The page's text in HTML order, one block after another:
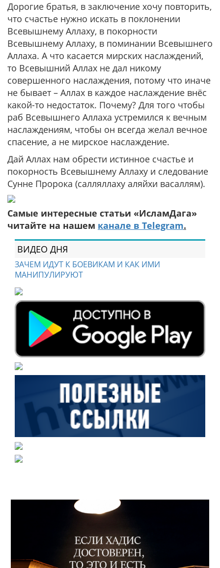
Дорогие братья, в заключение хочу повторить,
что счастье нужно искать в поклонении
Всевышнему Аллаху, в покорности
Всевышнему Аллаху, в поминании Всевышнего
Аллаха. А что касается мирских наслаждений,
то Всевышний Аллах не дал никому
совершенного наслаждения, потому что иначе
не бывает – Аллах в каждое наслаждение внёс
какой-то недостаток. Почему? Для того чтобы
раб Всевышнего Аллаха устремился к вечным
наслаждениям, чтобы он всегда желал вечное
спасение, а не мирское наслаждение.
Дай Аллах нам обрести истинное счастье и
покорность Всевышнему Аллаху и следование
Сунне Пророка (салляллаху аляйхи васаллям).
Самые интересные статьи «ИсламДага»
читайте на нашем канале в Telegram.
ВИДЕО ДНЯ
ЗАЧЕМ ИДУТ К БОЕВИКАМ И КАК ИМИ
МАНИПУЛИРУЮТ